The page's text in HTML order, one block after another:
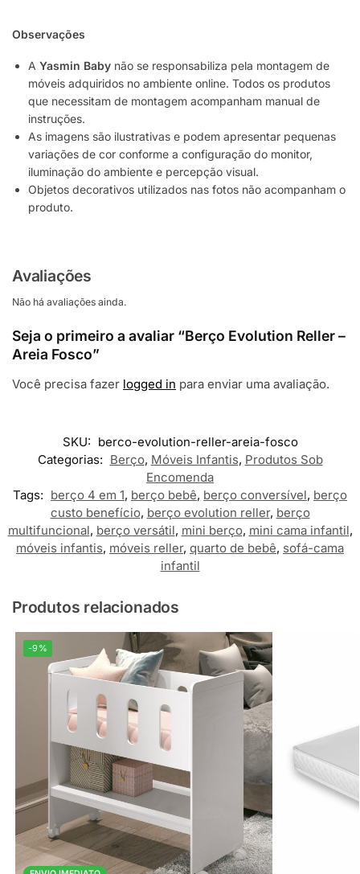
Observações
A Yasmin Baby não se responsabiliza pela montagem de
móveis adquiridos no ambiente online. Todos os produtos
que necessitam de montagem acompanham manual de
instruções.
As imagens são ilustrativas e podem apresentar pequenas
variações de cor conforme a configuração do monitor,
iluminação do ambiente e percepção visual.
Objetos decorativos utilizados nas fotos não acompanham o
produto.
Avaliações
Não há avaliações ainda.
Seja o primeiro a avaliar “Berço Evolution Reller –
Areia Fosco”
Você precisa fazer logged in para enviar uma avaliação.
SKU: berco-evolution-reller-areia-fosco
Categorias: Berço, Móveis Infantis, Produtos Sob
Encomenda
Tags: berço 4 em 1, berço bebê, berço conversível, berço
custo benefício, berço evolution reller, berço
multifuncional, berço versátil, mini berço, mini cama infantil,
móveis infantis, móveis reller, quarto de bebê, sofá-cama
infantil
Produtos relacionados
-9%